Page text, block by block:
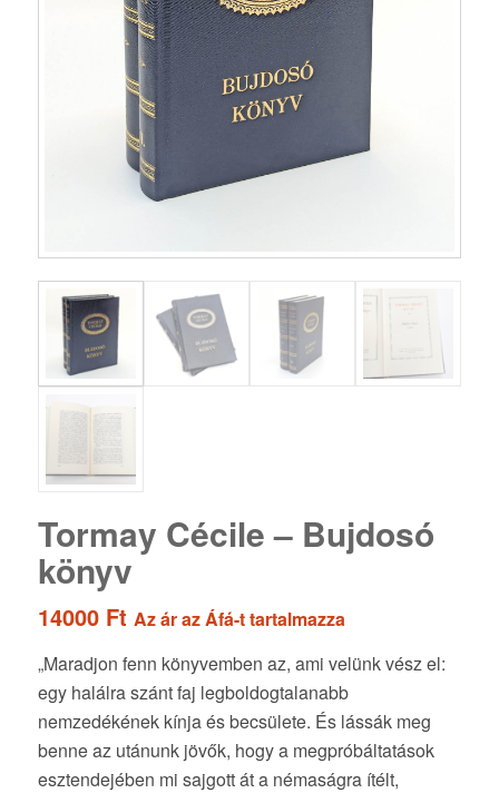
Tormay Cécile – Bujdosó
könyv
14000 Ft Az ár az Áfá-t tartalmazza
„Maradjon fenn könyvemben az, ami velünk vész el:
egy halálra szánt faj legboldogtalanabb
nemzedékének kínja és becsülete. És lássák meg
benne az utánunk jövők, hogy a megpróbáltatások
esztendejében mi sajgott át a némaságra ítélt,